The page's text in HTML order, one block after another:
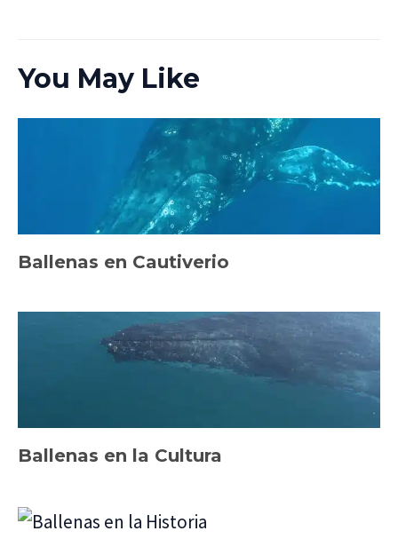
You May Like
Ballenas en Cautiverio
Ballenas en la Cultura